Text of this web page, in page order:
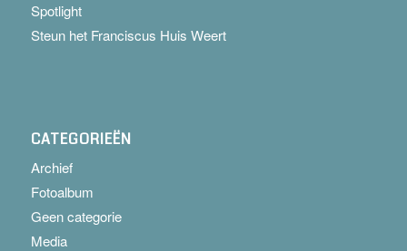
Spotlight
Steun het Franciscus Huis Weert
CATEGORIEËN
Archief
Fotoalbum
Geen categorie
Media